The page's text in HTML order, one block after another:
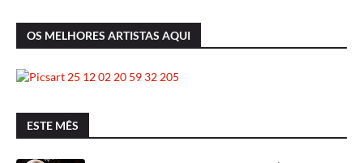
OS MELHORES ARTISTAS AQUI
ESTE MÊS